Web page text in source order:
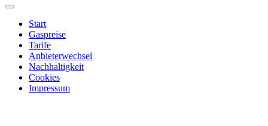
Start
Gaspreise
Tarife
Anbieterwechsel
Nachhaltigkeit
Cookies
Impressum